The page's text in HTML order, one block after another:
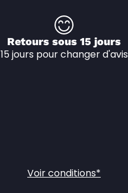
Retours sous 15 jours
15 jours pour changer d'avis
Voir conditions*